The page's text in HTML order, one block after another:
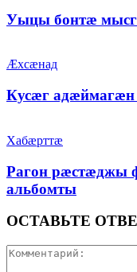
Уыцы бонтæ
Æхсæнад
Кусæг
Хабæрттæ
Рагон рæстæджы
альбомты
ОСТАВЬТЕ